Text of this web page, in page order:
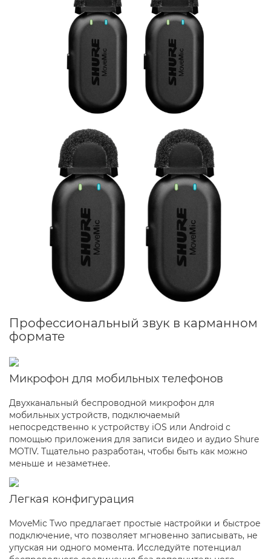
Профессиональный звук в карманном
формате
Микрофон для мобильных телефонов
Двухканальный беспроводной микрофон для
мобильных устройств, подключаемый
непосредственно к устройству iOS или Android с
помощью приложения для записи видео и аудио Shure
MOTIV. Тщательно разработан, чтобы быть как можно
меньше и незаметнее.
Легкая конфигурация
MoveMic Two предлагает простые настройки и быстрое
подключение, что позволяет мгновенно записывать, не
упуская ни одного момента. Исследуйте потенциал